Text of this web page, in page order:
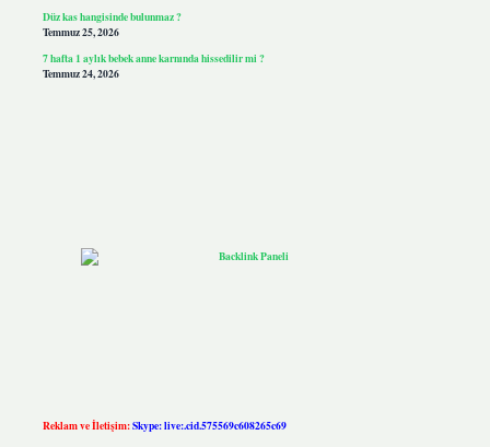
Düz kas hangisinde bulunmaz ?
Temmuz 25, 2026
7 hafta 1 aylık bebek anne karnında hissedilir mi ?
Temmuz 24, 2026
Reklam ve İletişim:Skype: live:.cid.575569c608265c69